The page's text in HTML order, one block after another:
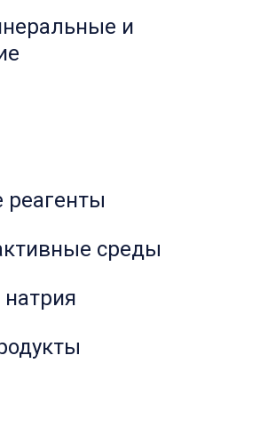
и
реагенты
среды